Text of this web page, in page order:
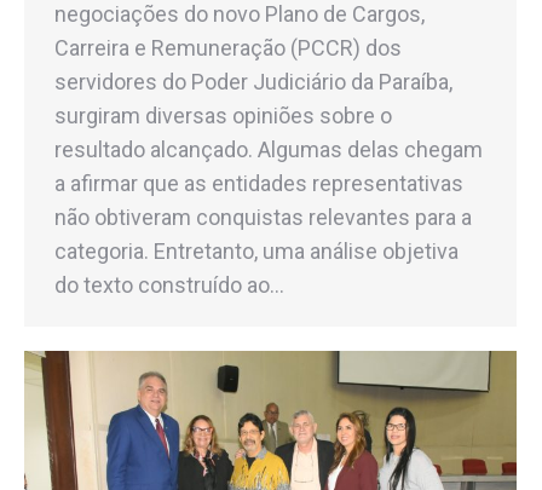
negociações do novo Plano de Cargos,
Carreira e Remuneração (PCCR) dos
servidores do Poder Judiciário da Paraíba,
surgiram diversas opiniões sobre o
resultado alcançado. Algumas delas chegam
a afirmar que as entidades representativas
não obtiveram conquistas relevantes para a
categoria. Entretanto, uma análise objetiva
do texto construído ao…